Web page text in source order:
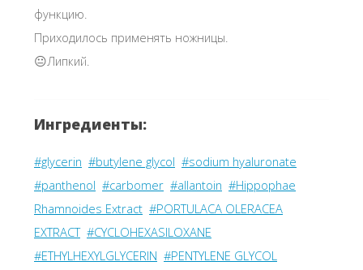
функцию.
Приходилось применять ножницы.
😐Липкий.
Ингредиенты:
#glycerin #butylene glycol #sodium hyaluronate
#panthenol #carbomer #allantoin #Hippophae
Rhamnoides Extract #PORTULACA OLERACEA
EXTRACT #CYCLOHEXASILOXANE
#ETHYLHEXYLGLYCERIN #PENTYLENE GLYCOL